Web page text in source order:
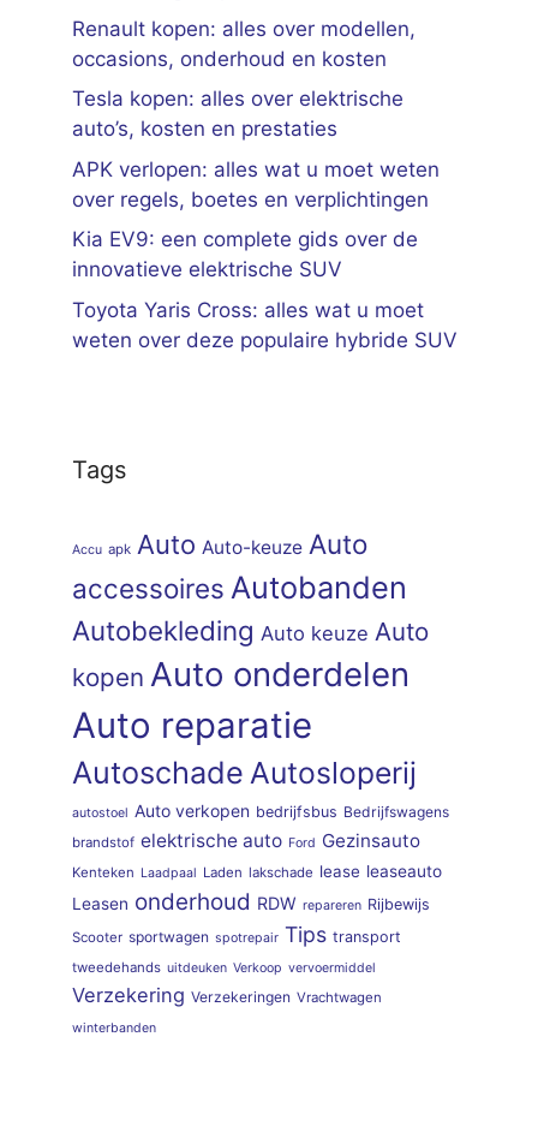
Renault kopen: alles over modellen,
occasions, onderhoud en kosten
Tesla kopen: alles over elektrische
auto’s, kosten en prestaties
APK verlopen: alles wat u moet weten
over regels, boetes en verplichtingen
Kia EV9: een complete gids over de
innovatieve elektrische SUV
Toyota Yaris Cross: alles wat u moet
weten over deze populaire hybride SUV
Tags
Accu apk Auto Auto-keuze Auto
accessoires Autobanden
Autobekleding Auto keuze Auto
kopen Auto onderdelen
Auto reparatie
Autoschade Autosloperij
autostoel Auto verkopen bedrijfsbus Bedrijfswagens
brandstof elektrische auto Ford Gezinsauto
Kenteken Laadpaal Laden lakschade lease leaseauto
Leasen onderhoud RDW repareren Rijbewijs
Scooter sportwagen spotrepair Tips transport
tweedehands uitdeuken Verkoop vervoermiddel
Verzekering Verzekeringen Vrachtwagen
winterbanden